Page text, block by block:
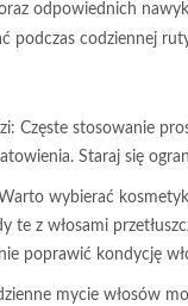
odpowiednich
podczas codziennej
Częste stosowanie
Staraj się
Warto wybierać
te z włosami
poprawić kondycję
mycie włosów